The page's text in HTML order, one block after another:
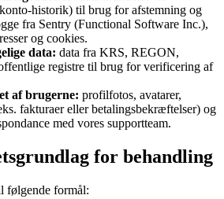
historik) til brug for afstemning og
fra Sentry (Functional Software Inc.),
og cookies.
data: data fra KRS, REGON,
registre til brug for verificering af
af brugerne: profilfotos, avatarer,
fakturaer eller betalingsbekræftelser) og
med vores supportteam.
for behandling
følgende formål: